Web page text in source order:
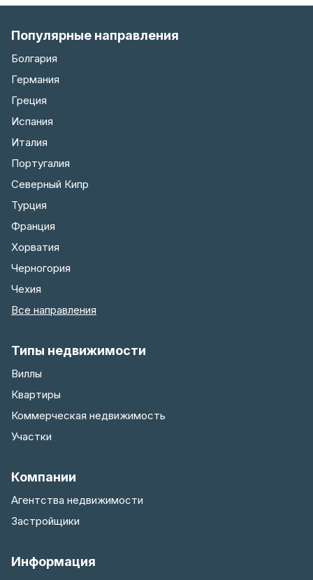
Популярные направления
Болгария
Германия
Греция
Испания
Италия
Португалия
Северный Кипр
Турция
Франция
Хорватия
Черногория
Чехия
Все направления
Типы недвижимости
Виллы
Квартиры
Коммерческая недвижимость
Участки
Компании
Агентства недвижимости
Застройщики
Информация